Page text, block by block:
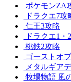
ポケモンZA
ドラクエ7攻
仁王3攻略
ドラクエ1・
桃鉄2攻略
ゴーストオ
メタルギア
牧場物語 風